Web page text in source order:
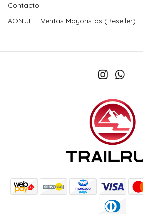
Contacto
AONIJIE - Ventas Mayoristas (Reseller)